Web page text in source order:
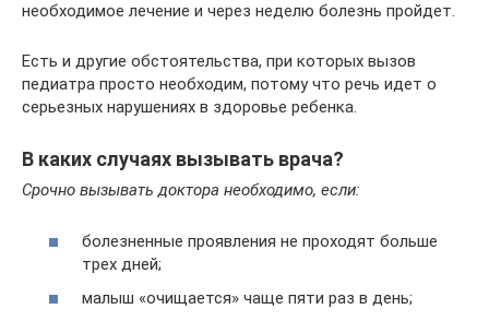
необходимое лечение и через неделю болезнь пройдет.
Есть и другие обстоятельства, при которых вызов
педиатра просто необходим, потому что речь идет о
серьезных нарушениях в здоровье ребенка.
В каких случаях вызывать врача?
Срочно вызывать доктора необходимо, если:
болезненные проявления не проходят больше
трех дней;
малыш «очищается» чаще пяти раз в день;